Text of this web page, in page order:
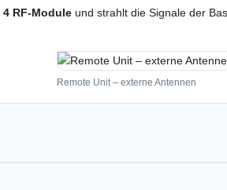
4 RF-Module und strahlt die Signale der
Remote Unit – externe Antennen